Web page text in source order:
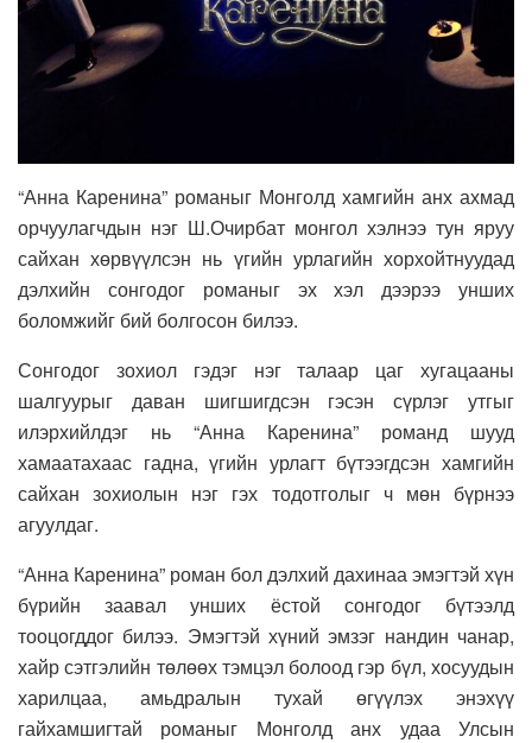
“Анна Каренина” романыг Монголд хамгийн анх ахмад
орчуулагчдын нэг Ш.Очирбат монгол хэлнээ тун яруу
сайхан хөрвүүлсэн нь үгийн урлагийн хорхойтнуудад
дэлхийн сонгодог романыг эх хэл дээрээ унших
боломжийг бий болгосон билээ.
Сонгодог зохиол гэдэг нэг талаар цаг хугацааны
шалгуурыг даван шигшигдсэн гэсэн сүрлэг утгыг
илэрхийлдэг нь “Анна Каренина” романд шууд
хамаатахаас гадна, үгийн урлагт бүтээгдсэн хамгийн
сайхан зохиолын нэг гэх тодотголыг ч мөн бүрнээ
агуулдаг.
“Анна Каренина” роман бол дэлхий дахинаа эмэгтэй хүн
бүрийн заавал унших ёстой сонгодог бүтээлд
тооцогддог билээ. Эмэгтэй хүний эмзэг нандин чанар,
хайр сэтгэлийн төлөөх тэмцэл болоод гэр бүл, хосуудын
харилцаа, амьдралын тухай өгүүлэх энэхүү
гайхамшигтай романыг Монголд анх удаа Улсын